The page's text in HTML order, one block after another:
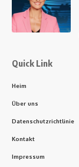
Quick Link
Heim
Über uns
Datenschutzrichtlinie
Kontakt
Impressum